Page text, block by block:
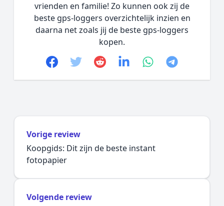
vrienden en familie! Zo kunnen ook zij de
beste gps-loggers overzichtelijk inzien en
daarna net zoals jij de beste gps-loggers
kopen.
Facebook
TwitterRedditlinkedinwhatsapp
telegram
Vorige review
Koopgids: Dit zijn de beste instant
fotopapier
Volgende review